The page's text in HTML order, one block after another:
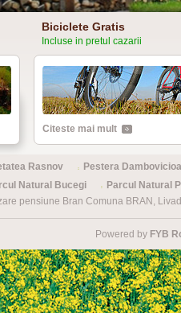
Biciclete Gratis
Incluse in pretul cazarii
Citeste mai mult
Rasnov Pestera
Natural Bucegi Parcul Natural
pensiune Bran Comuna BRAN,
Powered by FYB